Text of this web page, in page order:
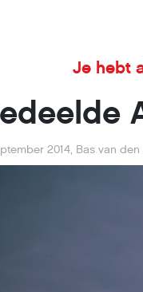
Je hebt
2014, Bas van